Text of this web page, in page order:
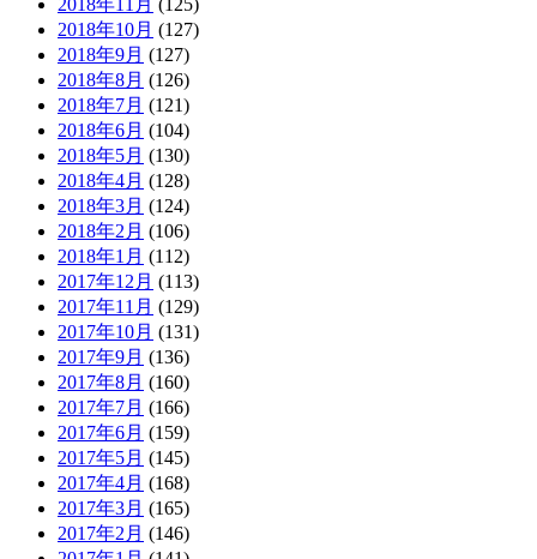
2018年10月 (127)
2018年9月 (127)
2018年8月 (126)
2018年7月 (121)
2018年6月 (104)
2018年5月 (130)
2018年4月 (128)
2018年3月 (124)
2018年2月 (106)
2018年1月 (112)
2017年12月 (113)
2017年11月 (129)
2017年10月 (131)
2017年9月 (136)
2017年8月 (160)
2017年7月 (166)
2017年6月 (159)
2017年5月 (145)
2017年4月 (168)
2017年3月 (165)
2017年2月 (146)